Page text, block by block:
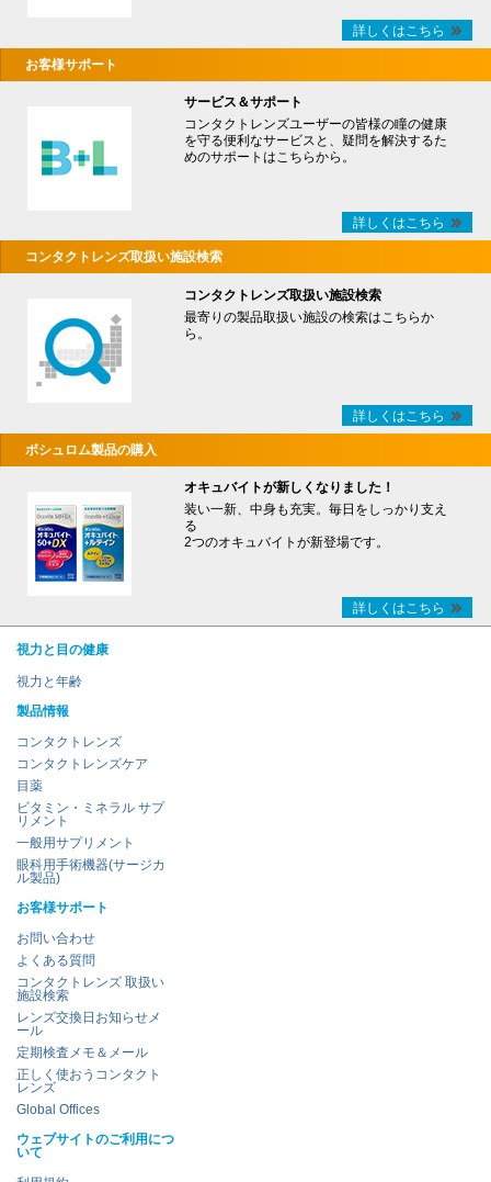
詳しくはこちら
お客様サポート
サービス＆サポート
コンタクトレンズユーザーの皆様の瞳の健康
を守る便利なサービスと、疑問を解決するた
めのサポートはこちらから。
詳しくはこちら
コンタクトレンズ取扱い施設検索
コンタクトレンズ取扱い施設検索
最寄りの製品取扱い施設の検索はこちらか
ら。
詳しくはこちら
ボシュロム製品の購入
オキュバイトが新しくなりました！
装い一新、中身も充実。毎日をしっかり支え
る
2つのオキュバイトが新登場です。
詳しくはこちら
視力と目の健康
視力と年齢
製品情報
コンタクトレンズ
コンタクトレンズケア
目薬
ビタミン・ミネラル サプ
リメント
一般用サプリメント
眼科用手術機器(サージカ
ル製品)
お客様サポート
お問い合わせ
よくある質問
コンタクトレンズ 取扱い
施設検索
レンズ交換日お知らせメ
ール
定期検査メモ＆メール
正しく使おうコンタクト
レンズ
Global Offices
ウェブサイトのご利用につ
いて